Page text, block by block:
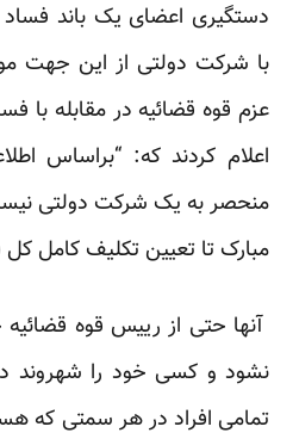
دستگیری اعضای یک باند فساد
با شرکت دولتی از این جهت
عزم قوه قضائیه در مقابله با
اعلام کردند که: “براساس
منحصر به یک شرکت دولتی
مبارک تا تعیین تکلیف کامل کل
آنها حتی از رییس قوه
نشود و کسی خود را شهروند
تمامی افراد در هر سمتی که